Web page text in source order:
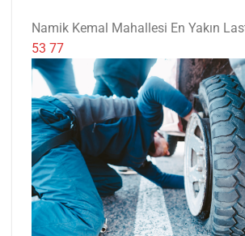
Namik Kemal Mahallesi En Yakın
53 77